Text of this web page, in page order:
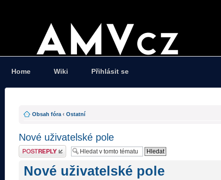
Home Wiki Přihlásit se
Obsah fóra ‹ Ostatní
Nové uživatelské pole
Odeslat odpověď
Nové uživatelské pole